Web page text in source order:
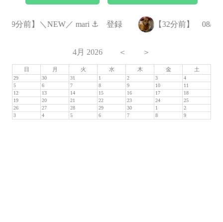
29分前】＼NEW／ mari ⚓︎ 登録 【32分前】 08/15(
4月 2026 ＜ ＞
日 月 火 水 木 金 土
29 30 31 1 2 3
4
5
6 7 8 9 10
11
12
13 14 15 16 17
18
19
20 21 22 23 24
25
26
27 28 29 30 1
2
3
4 5 6 7 8 9